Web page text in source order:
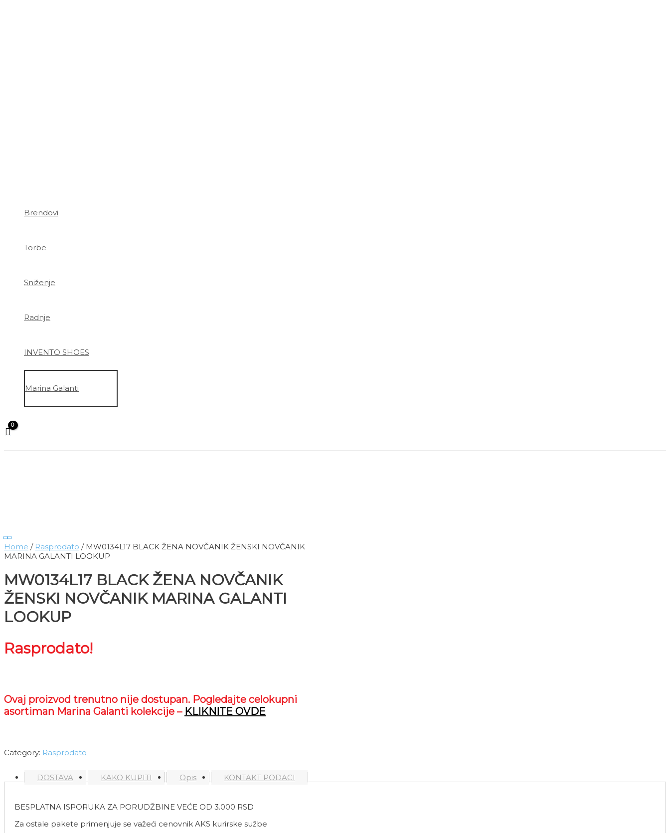
Brendovi
Torbe
Sniženje
Radnje
INVENTO SHOES
Marina Galanti
Home / Rasprodato / MW0134L17 BLACK ŽENA NOVČANIK ŽENSKI NOVČANIK
MARINA GALANTI LOOKUP
MW0134L17 BLACK ŽENA NOVČANIK
ŽENSKI NOVČANIK MARINA GALANTI
LOOKUP
Rasprodato!
Ovaj proizvod trenutno nije dostupan. Pogledajte celokupni
asortiman Marina Galanti kolekcije – KLIKNITE OVDE
Category: Rasprodato
DOSTAVA KAKO KUPITI Opis KONTAKT PODACI
BESPLATNA ISPORUKA ZA PORUDŽBINE VEĆE OD 3.000 RSD
Za ostale pakete primenjuje se važeći cenovnik AKS kurirske sužbe